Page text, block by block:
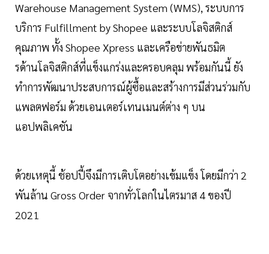
Warehouse Management System (WMS), ระบบการ
บริการ Fulfillment by Shopee และระบบโลจิสติกส์
คุณภาพ ทั้ง Shopee Xpress และเครือข่ายพันธมิต
รด้านโลจิสติกส์ที่แข็งแกร่งและครอบคลุม พร้อมกันนี้ ยัง
ทำการพัฒนาประสบการณ์ผู้ซื้อและสร้างการมีส่วนร่วมกับ
แพลตฟอร์ม ด้วยเอนเตอร์เทนเมนต์ต่าง ๆ บน
แอปพลิเคชัน
ด้วยเหตุนี้ ช้อปปี้จึงมีการเติบโตอย่างเข้มแข็ง โดยมีกว่า 2
พันล้าน Gross Order จากทั่วโลกในไตรมาส 4 ของปี
2021